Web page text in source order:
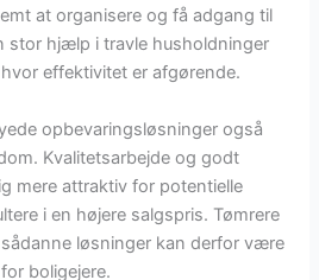
at organisere og få adgang til
stor hjælp i travle husholdninger
effektivitet er afgørende.
opbevaringsløsninger også
Kvalitetsarbejde og godt
mere attraktiv for potentielle
i en højere salgspris. Tømrere
løsninger kan derfor være
boligejere.